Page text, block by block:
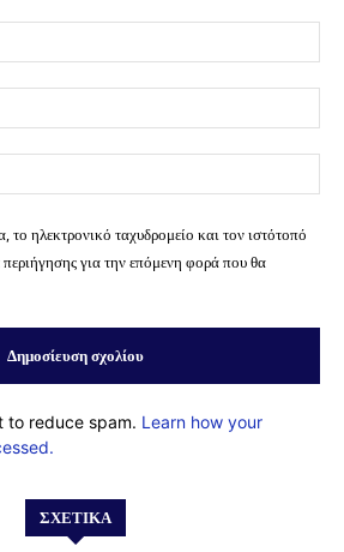
το ηλεκτρονικό ταχυδρομείο και τον ιστότοπό
για την επόμενη φορά που θα
to reduce spam. Learn how your
ΣΧΕΤΙΚΆ